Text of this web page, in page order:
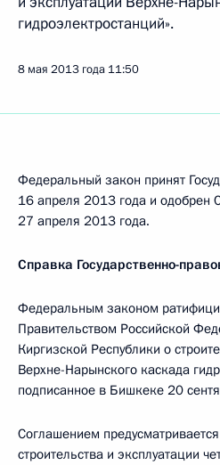
гидроэлектростанций».
8 мая 2013 года 11:50
Федеральный закон принят
16 апреля 2013 года и одобрен
27 апреля 2013 года.
Справка Государственно-
Федеральным законом
Правительством Российской
Киргизской Республики о
Верхне-Нарынского каскада
подписанное в Бишкеке 20
Соглашением
строительства и эксплуатации